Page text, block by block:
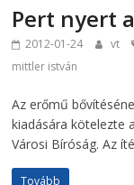
Pert nyert
2012-01-24 vt
mittler istván
Az erőmű
kiadására kötelezte
Városi Bíróság. Az
Tovább